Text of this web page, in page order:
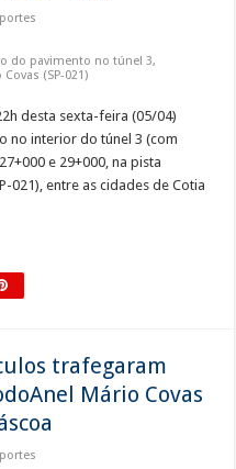
do pavimento no túnel 3,
(SP-021)
desta sexta-feira (05/04)
no interior do túnel 3 (com
e 29+000, na pista
021), entre as cidades de Cotia
trafegaram
Mário Covas